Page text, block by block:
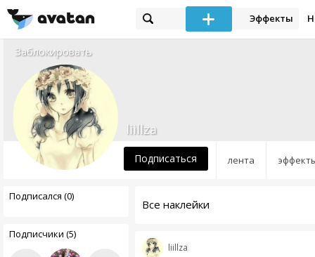
Эффекты
Заблокировать
лента
liillza
Подписаться
Подписался (0)
Подписчики (5)
Все наклейки
liillza